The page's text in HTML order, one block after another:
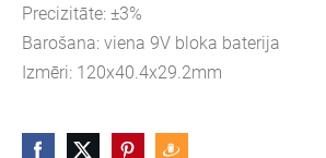
Precizitāte: ±3%
Barošana: viena 9V bloka baterija
Izmēri: 120x40.4x29.2mm